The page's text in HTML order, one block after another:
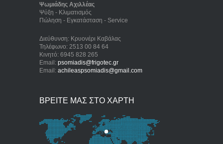
Ψωμιάδης Αχιλλέας
Ψύξη - Κλιματισμός
Πώληση - Εγκατάσταση - Service
Διεύθυνση: Κρυονέρι Καβάλας
Τηλέφωνο: 2513 00 84 64
Κινητό: 6945 828 265
Email: psomiadis@frigotec.gr
Email: achileaspsomiadis@gmail.com
ΒΡΕΙΤΕ ΜΑΣ ΣΤΟ ΧΑΡΤΗ